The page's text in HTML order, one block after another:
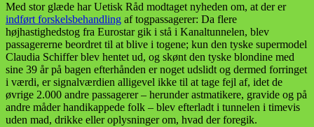
Med stor glæde har Uetisk Råd modtaget nyheden om, at der er
indført forskelsbehandling af togpassagerer: Da flere
højhastighedstog fra Eurostar gik i stå i Kanaltunnelen, blev
passagererne beordret til at blive i togene; kun den tyske supermodel
Claudia Schiffer blev hentet ud, og skønt den tyske blondine med
sine 39 år på bagen efterhånden er noget udslidt og dermed forringet
i værdi, er signalværdien alligevel ikke til at tage fejl af, idet de
øvrige 2.000 andre passagerer – herunder astmatikere, gravide og på
andre måder handikappede folk – blev efterladt i tunnelen i timevis
uden mad, drikke eller oplysninger om, hvad der foregik.